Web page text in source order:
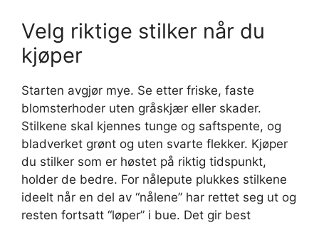
Velg riktige stilker når du
kjøper
Starten avgjør mye. Se etter friske, faste
blomsterhoder uten gråskjær eller skader.
Stilkene skal kjennes tunge og saftspente, og
bladverket grønt og uten svarte flekker. Kjøper
du stilker som er høstet på riktig tidspunkt,
holder de bedre. For nålepute plukkes stilkene
ideelt når en del av “nålene” har rettet seg ut og
resten fortsatt “løper” i bue. Det gir best